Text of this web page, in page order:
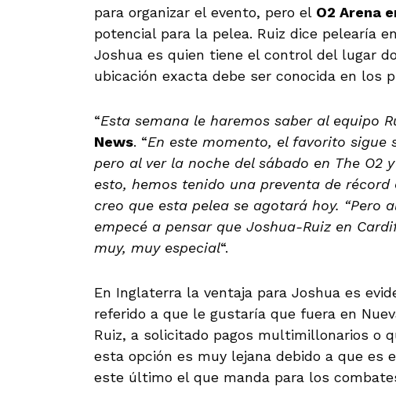
para organizar el evento, pero el O2 Arena
potencial para la pelea. Ruiz dice pelearía
Joshua es quien tiene el control del lugar
ubicación exacta debe ser conocida en los
“Esta semana le haremos saber al equipo
News. “En este momento, el favorito sigue
pero al ver la noche del sábado en The O2
esto, hemos tenido una preventa de
creo que esta pelea se agotará hoy. “Pero
empecé a pensar que Joshua-Ruiz en
muy, muy especial“.
En Inglaterra la ventaja para Joshua es
referido a que le gustaría que fuera en
Ruiz, a solicitado pagos multimillonarios o
esta opción es muy lejana debido a que es
este último el que manda para los